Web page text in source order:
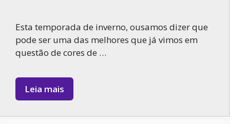
Esta temporada de inverno, ousamos dizer que
pode ser uma das melhores que já vimos em
questão de cores de …
Leia mais